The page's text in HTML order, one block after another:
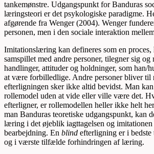
tankemønstre. Udgangspunkt for Banduras
læringsteori er det psykologiske paradigme.
afgørende fra Wenger (2004). Wenger
personen, men i den sociale interaktion
Imitationslæring kan defineres som en proces,
samspillet med andre personer, tilegner sig og
handlinger, attituder og holdninger, som han/
at være forbilledlige. Andre personer bliver til
efterligningen sker ikke altid bevidst. Man
rollemodel uden at vide eller ville være det.
efterligner, er rollemodellen heller ikke helt
man Banduras teoretiske udgangspunkt, kan
læring i det øjeblik iagt­tagel­sen og
bearbejdning. En blind efterligning er i
og i værste tilfælde forhindringen af læring.